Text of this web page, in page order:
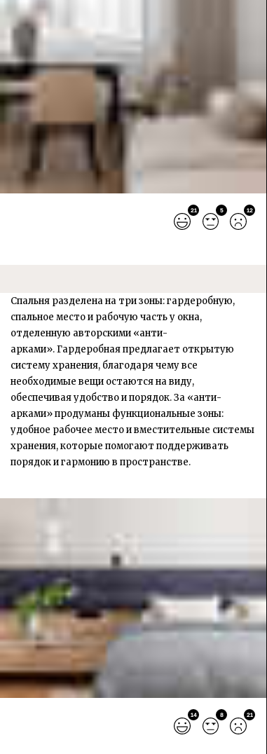
21 5 12
Спальня разделена на три зоны: гардеробную,
спальное место и рабочую часть у окна,
отделенную авторскими «анти-
арками». Гардеробная предлагает открытую
систему хранения, благодаря чему все
необходимые вещи остаются на виду,
обеспечивая удобство и порядок. За «анти-
арками» продуманы функциональные зоны:
удобное рабочее место и вместительные системы
хранения, которые помогают поддерживать
порядок и гармонию в пространстве.
14 8 21